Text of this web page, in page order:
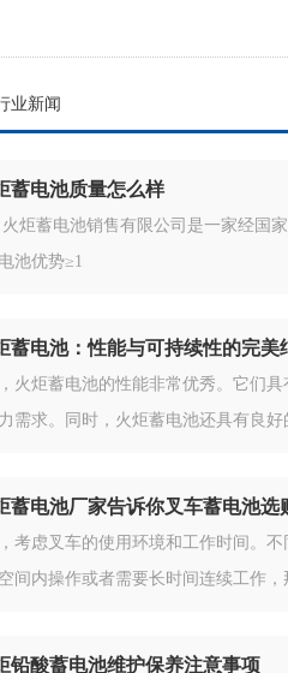
业新闻
蓄电池质量怎么样
蓄电池销售有限公司是一家经国家
池优势≥1
蓄电池：性能与可持续性的完美
火炬蓄电池的性能非常优秀。它们
需求。同时，火炬蓄电池还具有良
蓄电池厂家告诉你叉车蓄电池选
考虑叉车的使用环境和工作时间。
间内操作或者需要长时间连续工作
铅酸蓄电池维护保养注意事项